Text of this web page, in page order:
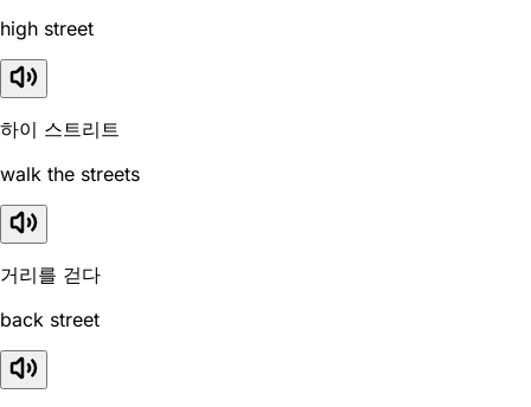
high street
하이 스트리트
walk the streets
거리를 걷다
back street